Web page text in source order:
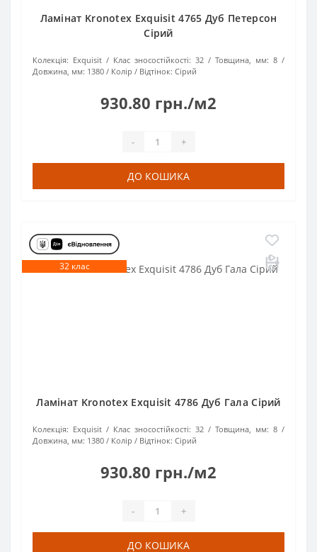
Ламінат Kronotex Exquisit 4765 Дуб Петерсон
Сірий
Колекція: Exquisit Клас зносостійкості: 32 Товщина, мм: 8
Довжина, мм: 1380 Колір / Відтінок: Сірий
930.80 грн./м2
- +
ДО КОШИКА
32 клас
Ламінат Kronotex Exquisit 4786 Дуб Гала Сірий
Колекція: Exquisit Клас зносостійкості: 32 Товщина, мм: 8
Довжина, мм: 1380 Колір / Відтінок: Сірий
930.80 грн./м2
- +
ДО КОШИКА